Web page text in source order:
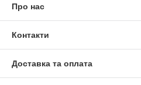
Про нас
Контакти
Доставка та оплата